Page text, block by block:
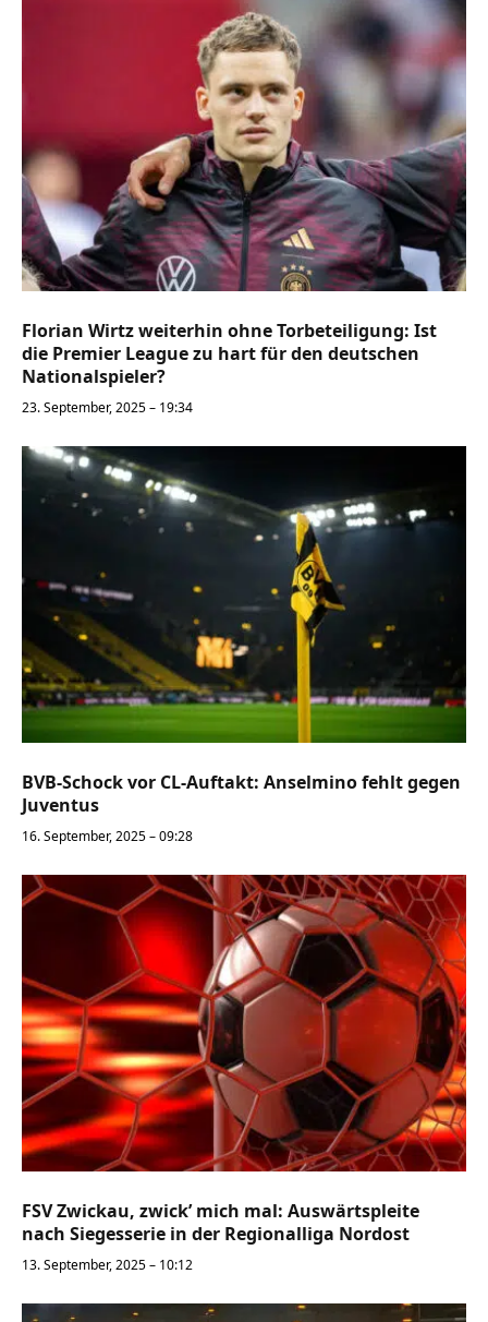
Florian Wirtz weiterhin ohne Torbeteiligung: Ist
die Premier League zu hart für den deutschen
Nationalspieler?
23. September, 2025 – 19:34
BVB-Schock vor CL-Auftakt: Anselmino fehlt gegen
Juventus
16. September, 2025 – 09:28
FSV Zwickau, zwick’ mich mal: Auswärtspleite
nach Siegesserie in der Regionalliga Nordost
13. September, 2025 – 10:12